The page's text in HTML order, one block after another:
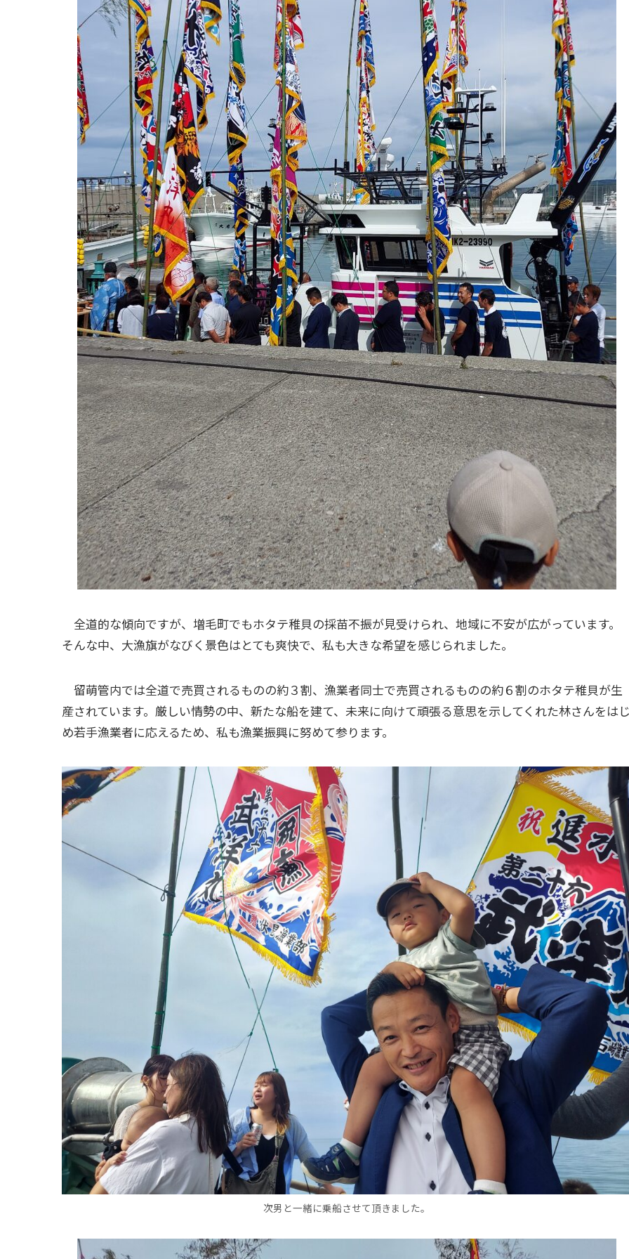
全道的な傾向ですが、増毛町でもホタテ稚貝の採苗不振が見受けられ、地域に不安が広がっています。
そんな中、大漁旗がなびく景色はとても爽快で、私も大きな希望を感じられました。
留萌管内では全道で売買されるものの約３割、漁業者同士で売買されるものの約６割のホタテ稚貝が生
産されています。厳しい情勢の中、新たな船を建て、未来に向けて頑張る意思を示してくれた林さんをは
め若手漁業者に応えるため、私も漁業振興に努めて参ります。
次男と一緒に乗船させて頂きました。